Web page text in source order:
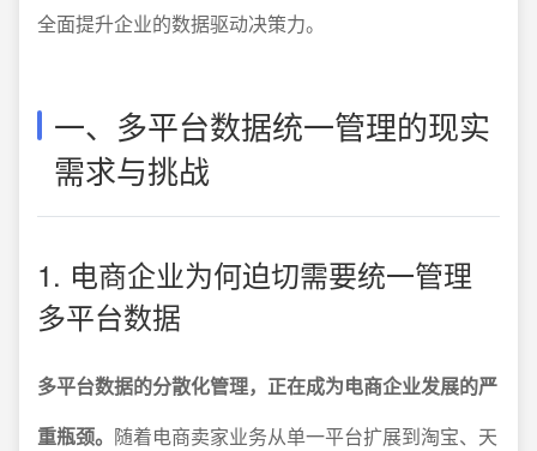
全面提升企业的数据驱动决策力。
一、多平台数据统一管理的现实
需求与挑战
1. 电商企业为何迫切需要统一管理
多平台数据
多平台数据的分散化管理，正在成为电商企业发展的严
重瓶颈。 随着电商卖家业务从单一平台扩展到淘宝、天